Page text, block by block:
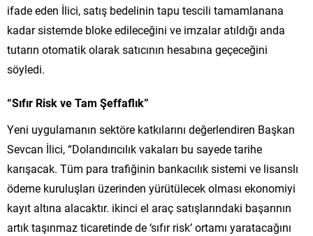
ifade eden İlici, satış bedelinin tapu tescili tamamlanana
kadar sistemde bloke edileceğini ve imzalar atıldığı anda
tutarın otomatik olarak satıcının hesabına geçeceğini
söyledi.
“Sıfır Risk ve Tam Şeffaflık”
Yeni uygulamanın sektöre katkılarını değerlendiren Başkan
Sevcan İlici, “Dolandırıcılık vakaları bu sayede tarihe
karışacak. Tüm para trafiğinin bankacılık sistemi ve lisanslı
ödeme kuruluşları üzerinden yürütülecek olması ekonomiyi
kayıt altına alacaktır. ikinci el araç satışlarındaki başarının
artık taşınmaz ticaretinde de ‘sıfır risk’ ortamı yaratacağını